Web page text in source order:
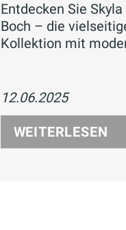
Entdecken Sie
Boch – die
Kollektion mit
Sie aus acht Farben,
und zwei
Ihr individuelles
12.06.2025
WEITERLESEN